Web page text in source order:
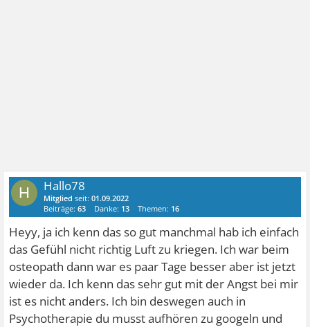
H Hallo78
Mitglied seit:01.09.2022
Beiträge:63 Danke: 13 Themen: 16
Heyy, ja ich kenn das so gut manchmal hab ich einfach
das Gefühl nicht richtig Luft zu kriegen. Ich war beim
osteopath dann war es paar Tage besser aber ist jetzt
wieder da. Ich kenn das sehr gut mit der Angst bei mir
ist es nicht anders. Ich bin deswegen auch in
Psychotherapie du musst aufhören zu googeln und